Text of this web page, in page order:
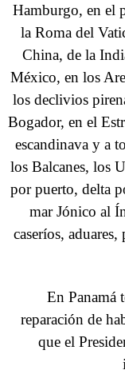
Hamburgo, en el
la Roma del
China, de la
México, en los
los declivios
Bogador, en el
escandinava y a
los Balcanes, los
por puerto, delta
mar Jónico al
caseríos,
En Panamá
reparación de
que el